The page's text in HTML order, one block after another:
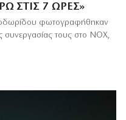
ΣΤΙΣ 7 ΏΡΕΣ»
φωτογραφήθηκαν
συνεργασίας τους στο NOX,